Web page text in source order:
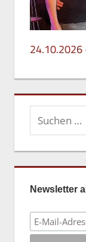
24.10.2026
Suchen
nach:
Newsletter